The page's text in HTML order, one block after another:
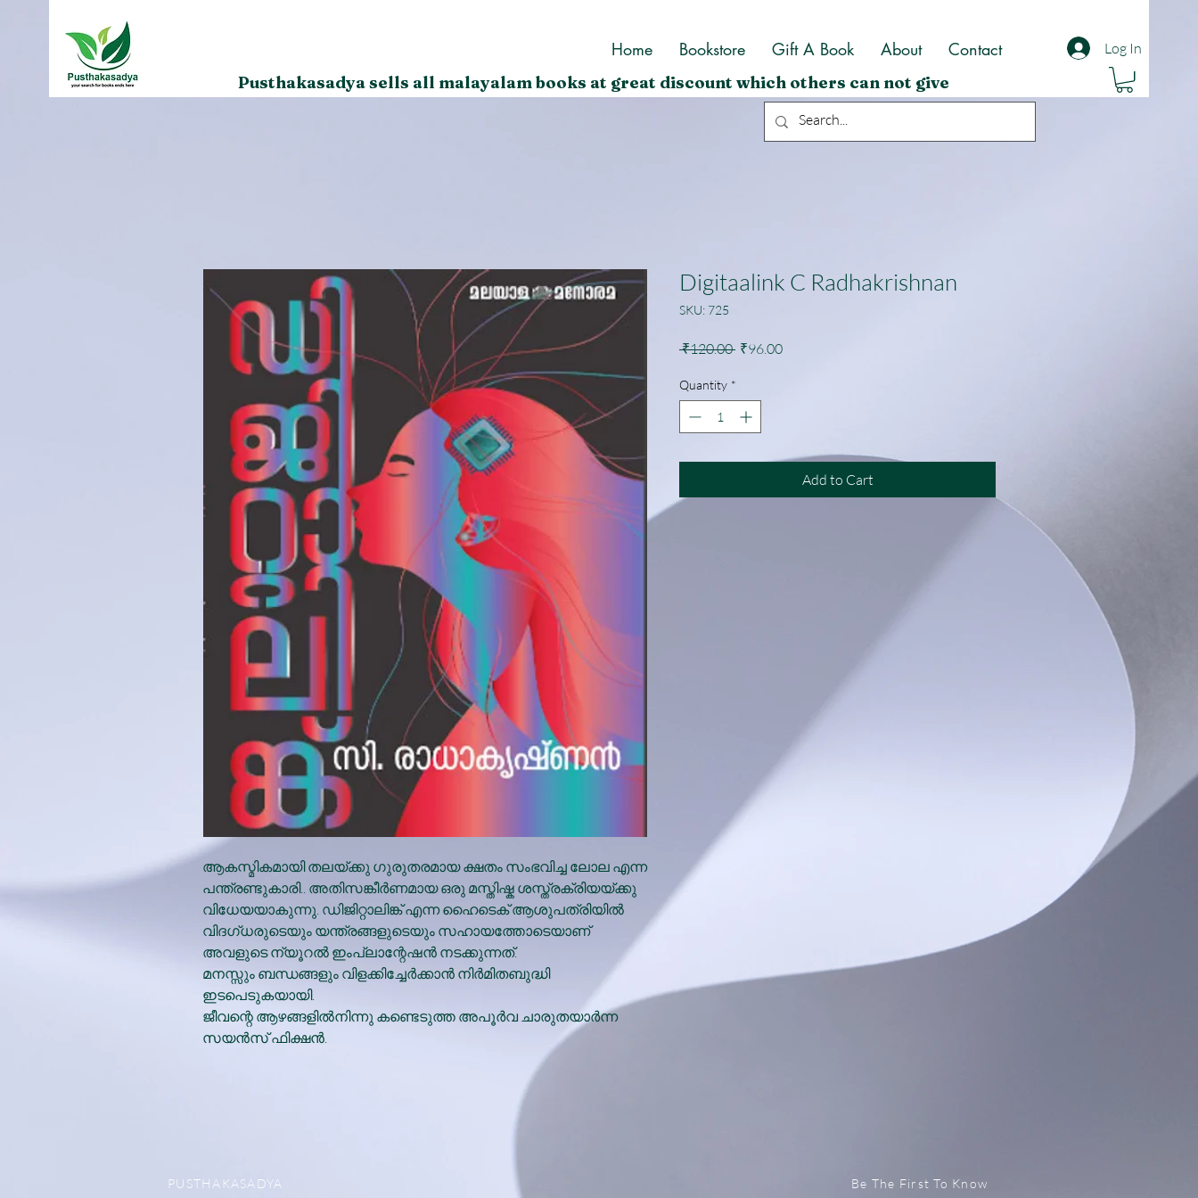
Home Bookstore Gift A Book About Contact Log In
Pusthakasadya sells all malayalam books at great discount which others can not give
ആകസ്മികമായി തലയ്ക്കു ഗുരുതരമായ ക്ഷതം സംഭവിച്ച ലോല എന്ന
പന്ത്രണ്ടുകാരി.. അതിസങ്കീർണമായ ഒരു മസ്തിഷ്ക ശസ്ത്രക്രിയയ്ക്കു
വിധേയയാകുന്നു. ഡിജിറ്റാലിങ്ക് എന്ന ഹൈടെക് ആശുപത്രിയിൽ
വിദഗ്ധരുടെയും യന്ത്രങ്ങളുടെയും സഹായത്തോടെയാണ്
അവളുടെ ന്യൂറൽ ഇംപ്ലാന്റേഷൻ നടക്കുന്നത്.
മനസ്സും ബന്ധങ്ങളും വിളക്കിച്ചേർക്കാൻ നിർമിതബുദ്ധി
ഇടപെടുകയായി.
ജീവന്റെ ആഴങ്ങളിൽനിന്നു കണ്ടെടുത്ത അപൂർവ ചാരുതയാർന്ന
സയൻസ് ഫിക്ഷൻ.
Digitaalink C Radhakrishnan
SKU: 725
₹120.00 Regular
₹96.00Sale
Quantity *
Add to Cart
PUSTHAKASADYA Be The First To Know